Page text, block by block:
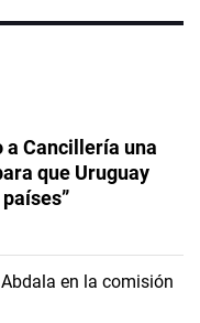
a Cancillería una
que Uruguay